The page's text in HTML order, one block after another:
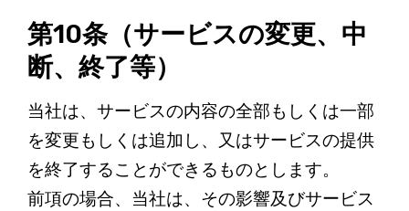
第10条（サービスの変更、中
断、終了等）
当社は、サービスの内容の全部もしくは一部
を変更もしくは追加し、又はサービスの提供
を終了することができるものとします。
前項の場合、当社は、その影響及びサービス